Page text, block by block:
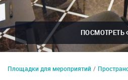
ПОСМОТРЕТЬ
Площадки для мероприятий /